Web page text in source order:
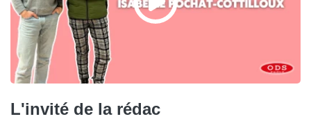
L'invité de la rédac